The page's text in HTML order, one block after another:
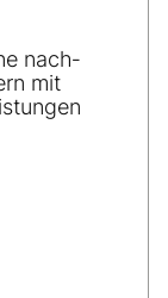
nach­
mit